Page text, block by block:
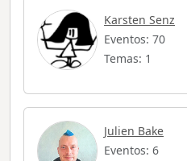
Karsten Senz
Eventos: 70
Temas: 1
Julien Bake
Eventos: 6